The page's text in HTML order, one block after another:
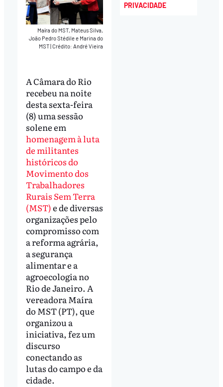
Maíra do MST, Mateus Silva,
João Pedro Stédile e Marina do
MST|Crédito: André Vieira
A Câmara do Rio
recebeu na noite
desta sexta-feira
(8) uma sessão
solene em
homenagem à luta
de militantes
históricos do
Movimento dos
Trabalhadores
Rurais Sem Terra
(MST)e de diversas
organizações pelo
compromisso com
a reforma agrária,
a segurança
alimentar e a
agroecologia no
Rio de Janeiro. A
vereadora Maíra
do MST (PT), que
organizou a
iniciativa, fez um
discurso
conectando as
lutas do campo e da
cidade.
PRIVACIDADE